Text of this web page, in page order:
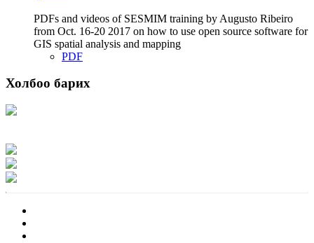
PDFs and videos of SESMIM training by Augusto Ribeiro
from Oct. 16-20 2017 on how to use open source software for
GIS spatial analysis and mapping
PDF
Холбоо барих